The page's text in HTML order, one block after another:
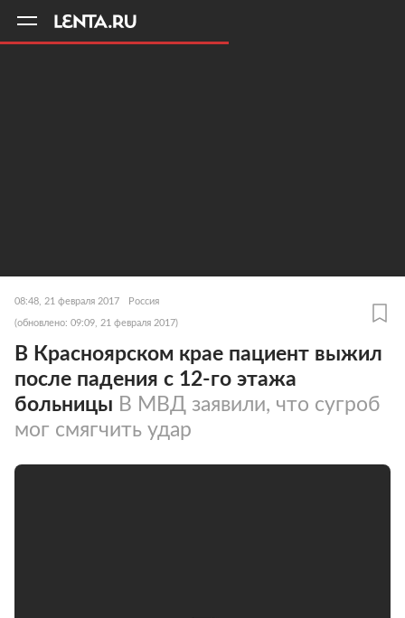
08:48, 21 февраля 2017 Россия
(обновлено: 09:09, 21 февраля 2017)
В Красноярском крае пациент выжил
после падения с 12-го этажа
больницы В МВД заявили, что сугроб
мог смягчить удар